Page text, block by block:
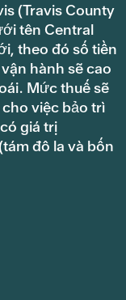
(Travis County
tên Central
theo đó số tiền
hành sẽ cao
Mức thuế sẽ
việc bảo trì
giá trị
đô la và bốn